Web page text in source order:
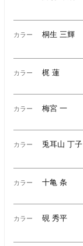
カラー 桐生 三輝
カラー 梶 蓮
カラー 梅宮 一
カラー 兎耳山 丁子
カラー 十亀 条
カラー 硯 秀平